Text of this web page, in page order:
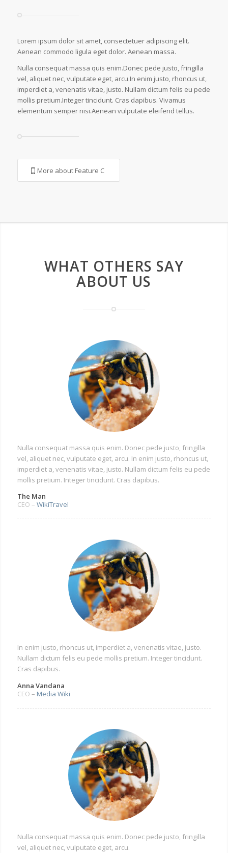
Lorem ipsum dolor sit amet, consectetuer adipiscing elit.
Aenean commodo ligula eget dolor. Aenean massa.
Nulla consequat massa quis enim.Donec pede justo, fringilla
vel, aliquet nec, vulputate eget, arcu.In enim justo, rhoncus ut,
imperdiet a, venenatis vitae, justo. Nullam dictum felis eu pede
mollis pretium.Integer tincidunt. Cras dapibus. Vivamus
elementum semper nisi.Aenean vulputate eleifend tellus.
More about Feature C
WHAT OTHERS SAY
ABOUT US
Nulla consequat massa quis enim. Donec pede justo, fringilla
vel, aliquet nec, vulputate eget, arcu. In enim justo, rhoncus ut,
imperdiet a, venenatis vitae, justo. Nullam dictum felis eu pede
mollis pretium. Integer tincidunt. Cras dapibus.
The Man
CEO – WikiTravel
In enim justo, rhoncus ut, imperdiet a, venenatis vitae, justo.
Nullam dictum felis eu pede mollis pretium. Integer tincidunt.
Cras dapibus.
Anna Vandana
CEO – Media Wiki
Nulla consequat massa quis enim. Donec pede justo, fringilla
vel, aliquet nec, vulputate eget, arcu.